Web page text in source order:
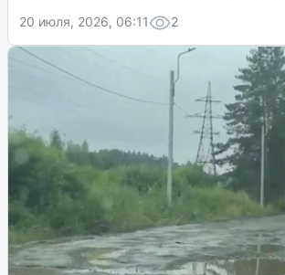
20 июля, 2026, 06:11
2